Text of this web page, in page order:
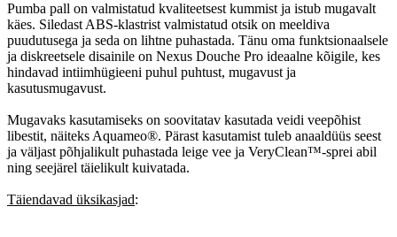
Pumba pall on valmistatud kvaliteetsest kummist ja istub mugavalt
käes. Siledast ABS-klastrist valmistatud otsik on meeldiva
puudutusega ja seda on lihtne puhastada. Tänu oma funktsionaalsele
ja diskreetsele disainile on Nexus Douche Pro ideaalne kõigile, kes
hindavad intiimhügieeni puhul puhtust, mugavust ja
kasutusmugavust.
Mugavaks kasutamiseks on soovitatav kasutada veidi veepõhist
libestit, näiteks Aquameo®. Pärast kasutamist tuleb anaaldüüs seest
ja väljast põhjalikult puhastada leige vee ja VeryClean™-sprei abil
ning seejärel täielikult kuivatada.
Täiendavad üksikasjad: